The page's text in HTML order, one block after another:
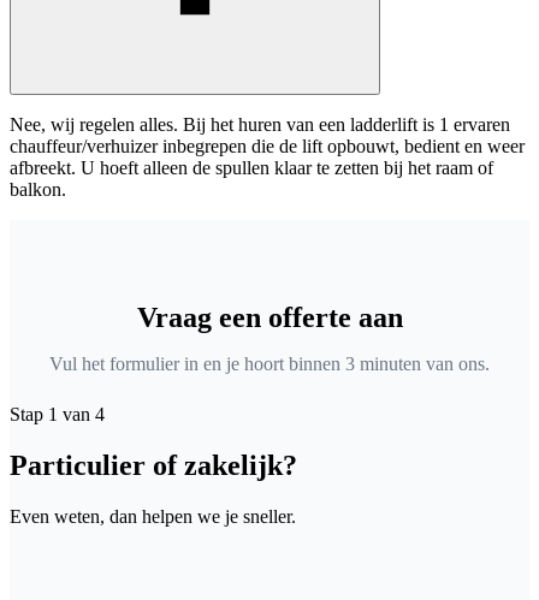
Nee, wij regelen alles. Bij het huren van een ladderlift is 1 ervaren
chauffeur/verhuizer inbegrepen die de lift opbouwt, bedient en weer
afbreekt. U hoeft alleen de spullen klaar te zetten bij het raam of
balkon.
Vraag een offerte aan
Vul het formulier in en je hoort binnen 3 minuten van ons.
Stap 1 van 4
Particulier of zakelijk?
Even weten, dan helpen we je sneller.